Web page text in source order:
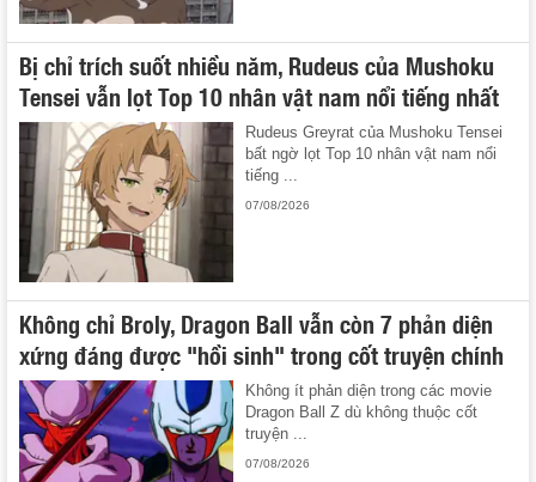
Bị chỉ trích suốt nhiều năm, Rudeus của Mushoku
Tensei vẫn lọt Top 10 nhân vật nam nổi tiếng nhất
Rudeus Greyrat của Mushoku Tensei
bất ngờ lọt Top 10 nhân vật nam nổi
tiếng ...
07/08/2026
Không chỉ Broly, Dragon Ball vẫn còn 7 phản diện
xứng đáng được "hồi sinh" trong cốt truyện chính
Không ít phản diện trong các movie
Dragon Ball Z dù không thuộc cốt
truyện ...
07/08/2026